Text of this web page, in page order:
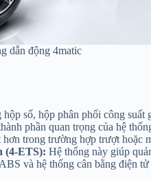
dẫn động 4matic
số, hộp phân phối công
phần quan trọng của hệ
trong trường hợp trượt hoặc
(4-ETS): Hệ thống này giúp
và hệ thống cân bằng điện